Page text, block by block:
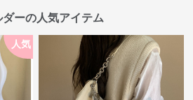
ーの人気アイテム
人気